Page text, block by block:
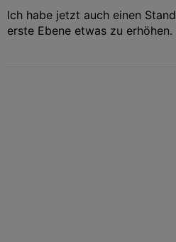
Ich habe jetzt auch einen
erste Ebene etwas zu erhöhen.